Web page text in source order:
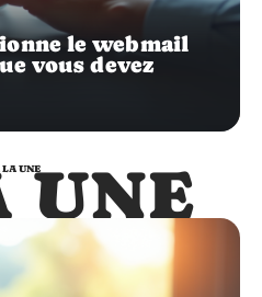
le webmail
vous devez
UNE
LA UNE